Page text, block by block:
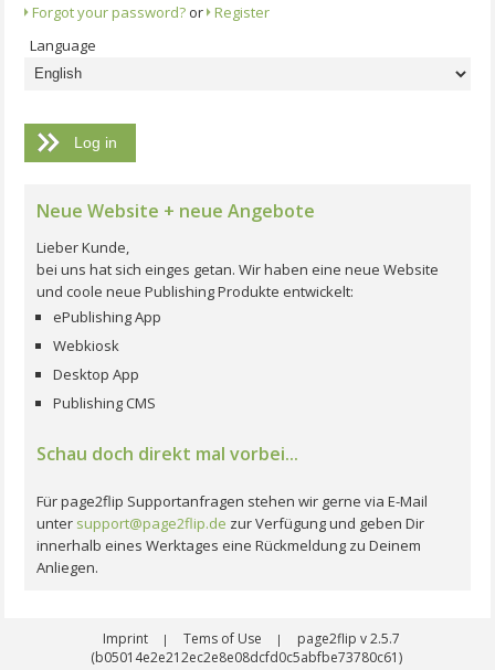
Forgot your password? or Register
Language
Neue Website + neue Angebote
Lieber Kunde,
bei uns hat sich einges getan. Wir haben eine neue Website
und coole neue Publishing Produkte entwickelt:
ePublishing App
Webkiosk
Desktop App
Publishing CMS
Schau doch direkt mal vorbei...
Für page2flip Supportanfragen stehen wir gerne via E-Mail
unter support@page2flip.de zur Verfügung und geben Dir
innerhalb eines Werktages eine Rückmeldung zu Deinem
Anliegen.
Imprint | Tems of Use |
page2flip v 2.5.7
(b05014e2e212ec2e8e08dcfd0c5abfbe73780c61)